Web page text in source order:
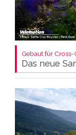
Gebaut für
Das neue